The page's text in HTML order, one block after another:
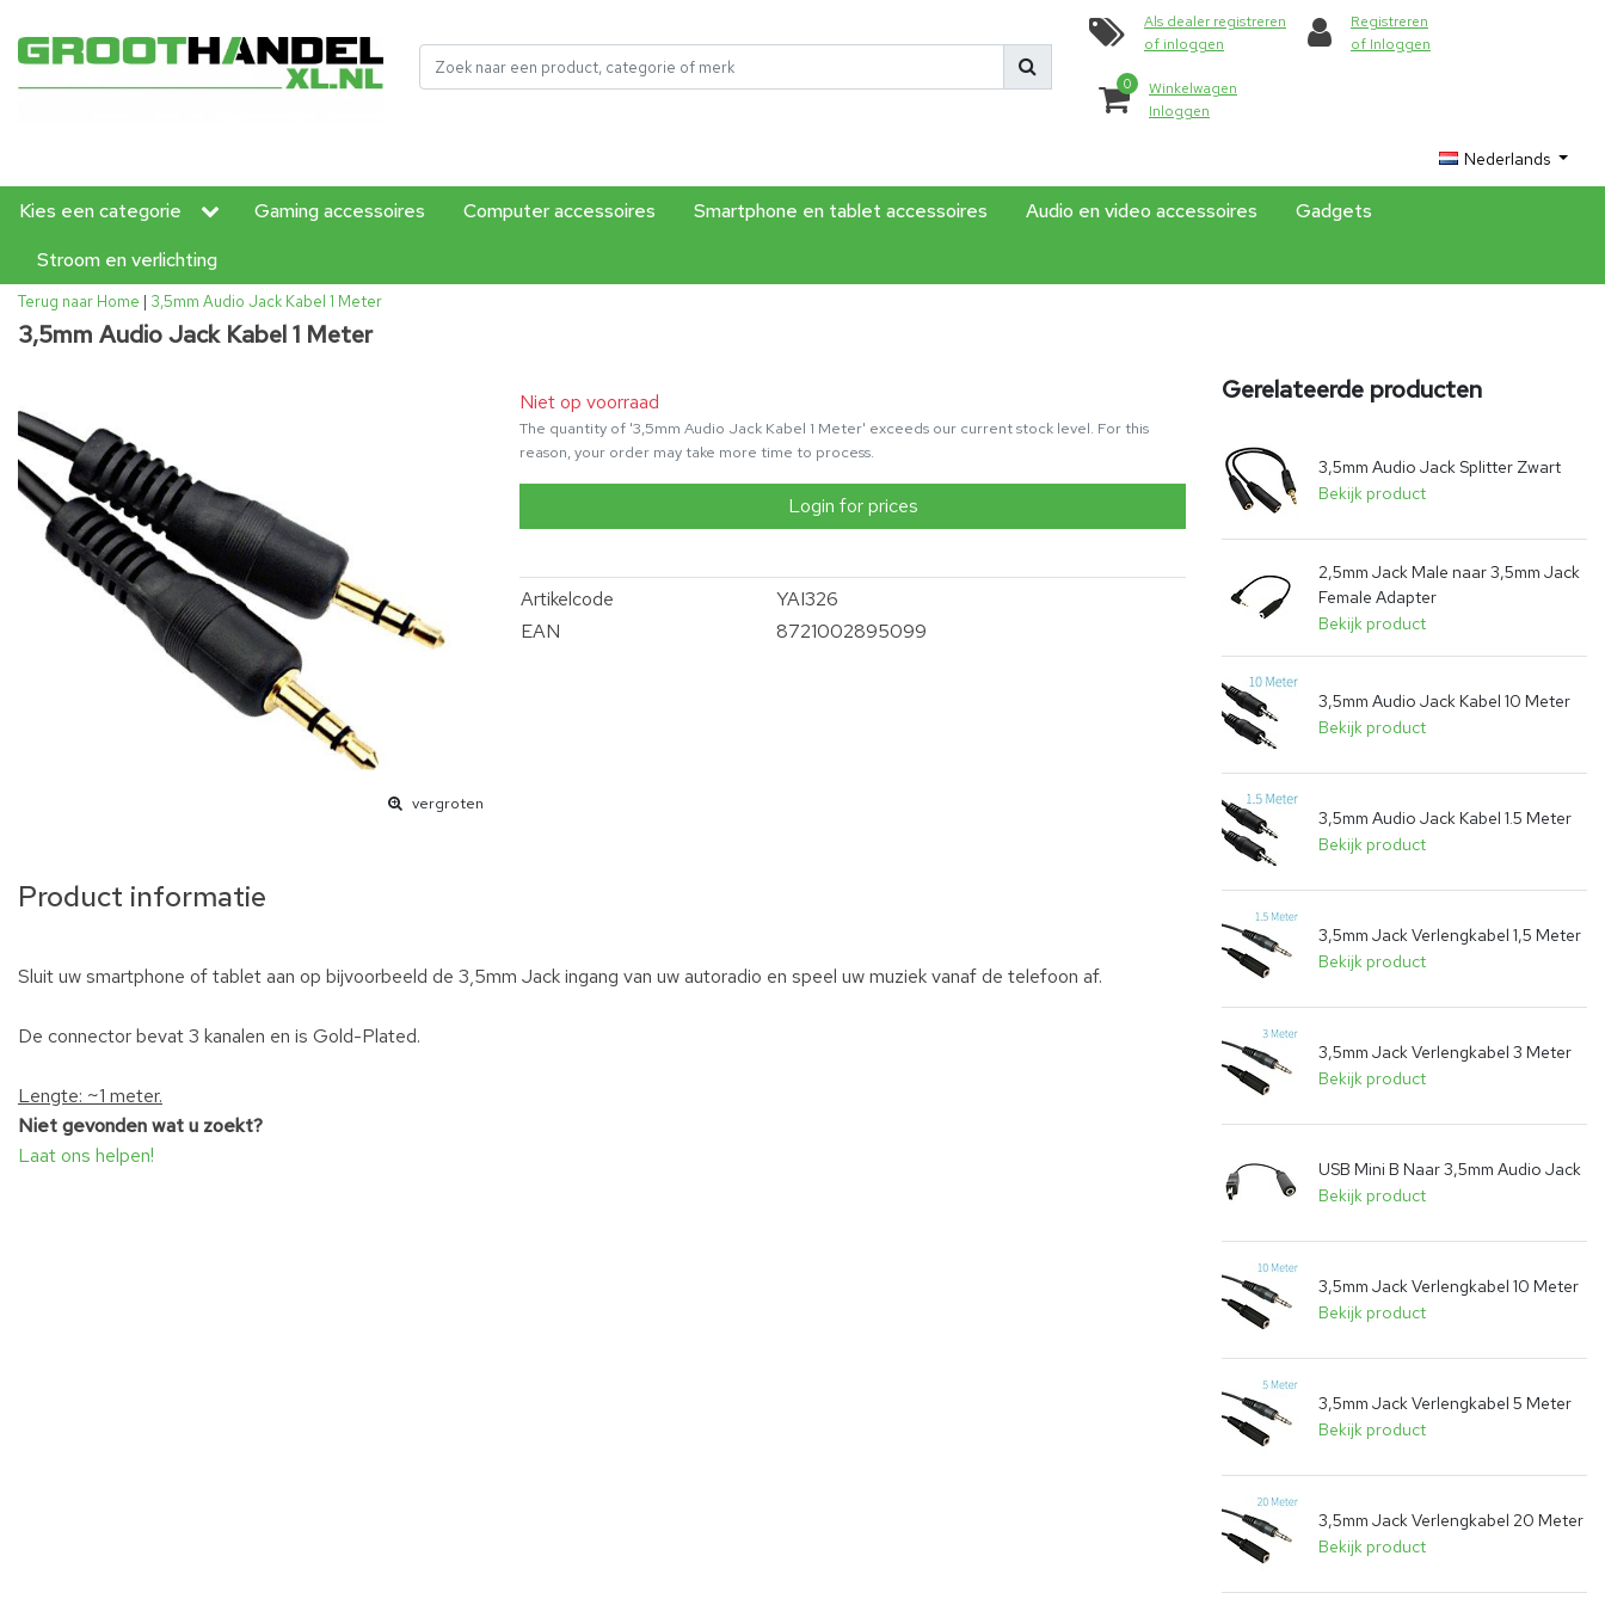
Als dealer registreren
of inloggen
Registreren
of Inloggen
0
Winkelwagen
Inloggen
Nederlands
Kies een categorie Gaming accessoires Computer accessoires Smartphone en tablet accessoires Audio en video accessoires
Gadgets
Stroom en verlichting
Terug naar Home | 3,5mm Audio Jack Kabel 1 Meter
3,5mm Audio Jack Kabel 1 Meter
vergroten
Niet op voorraad
The quantity of '3,5mm Audio Jack Kabel 1 Meter' exceeds our current stock level. For this
reason, your order may take more time to process.
Login for prices
Artikelcode
YAI326
EAN
8721002895099
Product informatie
Sluit uw smartphone of tablet aan op bijvoorbeeld de 3,5mm Jack ingang van uw autoradio en speel uw muziek vanaf de telefoon af.
De connector bevat 3 kanalen en is Gold-Plated.
Lengte: ~1 meter.
Niet gevonden wat u zoekt?
Laat ons helpen!
Gerelateerde producten
3,5mm Audio Jack Splitter Zwart
Bekijk product
2,5mm Jack Male naar 3,5mm Jack
Female Adapter
Bekijk product
3,5mm Audio Jack Kabel 10 Meter
Bekijk product
3,5mm Audio Jack Kabel 1.5 Meter
Bekijk product
3,5mm Jack Verlengkabel 1,5 Meter
Bekijk product
3,5mm Jack Verlengkabel 3 Meter
Bekijk product
USB Mini B Naar 3,5mm Audio Jack
Bekijk product
3,5mm Jack Verlengkabel 10 Meter
Bekijk product
3,5mm Jack Verlengkabel 5 Meter
Bekijk product
3,5mm Jack Verlengkabel 20 Meter
Bekijk product